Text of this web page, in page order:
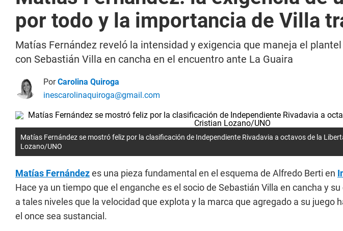
por todo y la importancia de Villa
Matías Fernández reveló la intensidad y exigencia que maneja el
con Sebastián Villa en cancha en el encuentro ante La Guaira
PorCarolina Quiroga
inescarolinaquiroga@gmail.com
Matías Fernández se mostró feliz por la clasificación de Independiente Rivadavia a octavos de la
Lozano/UNO
Matías Fernándezes una pieza fundamental en el esquema de Alfredo Berti en
Hace ya un tiempo que el enganche es el socio de Sebastián Villa en cancha y
a tales niveles que la velocidad que explota y la marca que agregado a su juego
el once sea sustancial.